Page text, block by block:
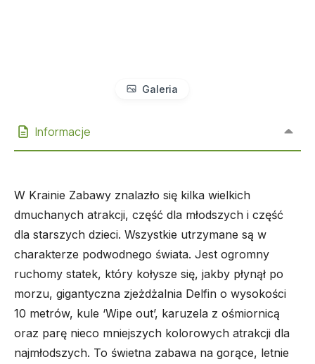
Galeria
Informacje
W Krainie Zabawy znalazło się kilka wielkich
dmuchanych atrakcji, część dla młodszych i część
dla starszych dzieci. Wszystkie utrzymane są w
charakterze podwodnego świata. Jest ogromny
ruchomy statek, który kołysze się, jakby płynął po
morzu, gigantyczna zjeżdżalnia Delfin o wysokości
10 metrów, kule ‘Wipe out’, karuzela z ośmiornicą
oraz parę nieco mniejszych kolorowych atrakcji dla
najmłodszych. To świetna zabawa na gorące, letnie